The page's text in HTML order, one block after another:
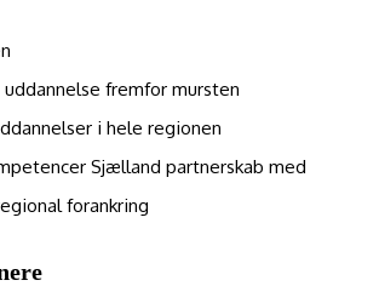
fremfor mursten
i hele regionen
Sjælland partnerskab med
forankring